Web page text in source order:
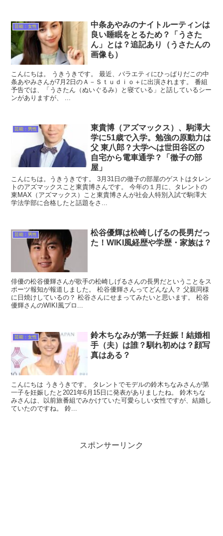
芸能：女性
中条あやみのナイトルーティンは
良い睡眠をとるため？「うさた
ん」とは？追記あり（うさたんの
画像も）
こんにちは。 うきうきです。 最近、バラエティにひっぱりだこの中
条あやみさんが7月2日のＡ－Ｓｔｕｄｉｏ＋に出演されます。 番組
予告では、「うさたん（ぬいぐるみ）と寝ている」と話しているシー
ンがありますが、 ...
芸能：男性
東貴博（アズマックス）、駒澤大
学に51歳で入学。勉強の原動力は
父 東八郎？大学へは世田谷区の
自宅から電車通学？「徹子の部
屋」
こんにちは。うきうきです。 3月31日の徹子の部屋のゲストはタレン
トのアズマックスこと東貴博さんです。 今年の１月に、タレントの
東MAX（アズマックス）こと東貴博さんが社会人特別入試で駒澤大
学法学部に合格したと話題をさ...
芸能：男性
松谷優輝は松崎しげるの長男だっ
た！WIKI風経歴や学歴・家族は？
俳優の松谷優輝さんが歌手の松崎しげるさんの長男だということをス
ポーツ報知が報道しました。 松谷優輝さんってどんな人？ 父親同様
に日焼けしているの？ 松谷さんにせまってみたいと思います。 松谷
優輝さんのWIKI風プロ...
芸能：女性
鈴木ちなみが第一子妊娠！結婚相
手（夫）は誰？馴れ初めは？顔写
真はある？
こんにちは うきうきです。 タレントでモデルの鈴木ちなみさんが第
一子を妊娠したと2021年6月15日に発表がありましたね。 鈴木ちな
みさんは、以前旅番組でみかけていた可愛らしい女性ですが、結婚し
ていたのですね。 鈴...
スポンサーリンク